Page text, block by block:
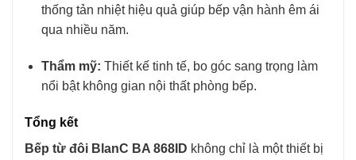
thống tản nhiệt hiệu quả giúp bếp vận hành êm ái
qua nhiều năm.
Thẩm mỹ: Thiết kế tinh tế, bo góc sang trọng làm
nổi bật không gian nội thất phòng bếp.
Tổng kết
Bếp từ đôi BlanC BA 868ID không chỉ là một thiết bị